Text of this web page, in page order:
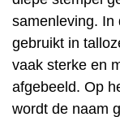
samenleving. In
gebruikt in
vaak sterke en
afgebeeld. Op
wordt de naam